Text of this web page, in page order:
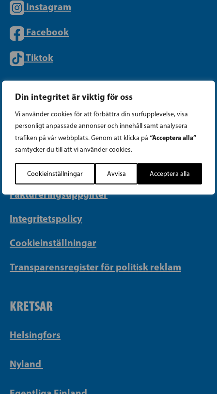
Din integritet är viktig för oss
Vi använder cookies för att förbättra din surfupplevelse, visa
personligt anpassade annonser och innehåll samt analysera
trafiken på vår webbplats. Genom att klicka på “Acceptera alla”
samtycker du till att vi använder cookies.
Cookieinställningar Avvisa Acceptera alla
Instagram
Facebook
Tiktok
PARTIKANSLIET
Telefon (09) 693 070
PB 430, 00101 Helsingfors
Georgsgatan 27, 00100 Helsingfors
info@sfp.fi
Faktureringsuppgifter
Integritetspolicy
Cookieinställningar
Transparensregister för politisk reklam
KRETSAR
Helsingfors
Nyland